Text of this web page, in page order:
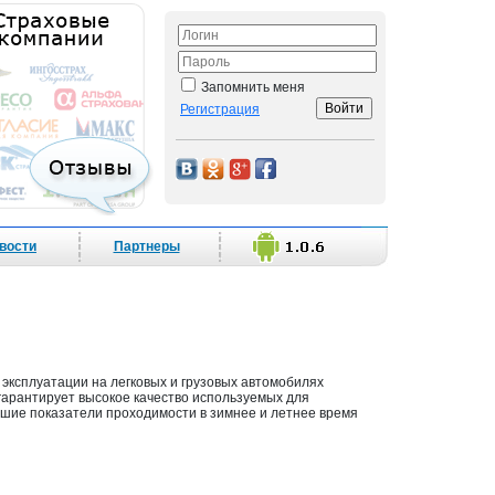
Запомнить меня
Регистрация
Партнеры
на легковых и грузовых автомобилях
высокое качество используемых для
показатели проходимости в зимнее и летнее время